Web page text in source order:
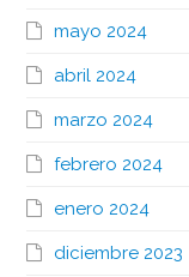
mayo 2024
abril 2024
marzo 2024
febrero 2024
enero 2024
diciembre 2023